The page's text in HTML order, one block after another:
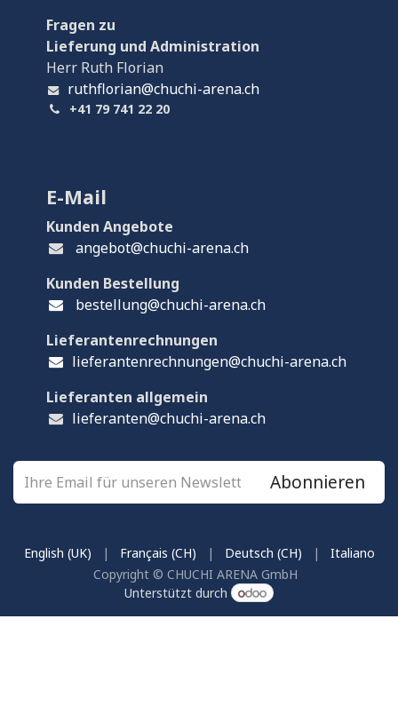
Fragen zu
Lieferung und Administration
Herr Ruth Florian
ruthflorian@chuchi-arena.ch
+41 79 741 22 20
E-Mail
Kunden Angebote
angebot@chuchi-arena.ch
Kunden Bestellung
bestellung@chuchi-arena.ch
Lieferantenrechnungen
lieferantenrechnungen@chuchi-arena.ch
Lieferanten allgemein
lieferanten@chuchi-arena.ch
Abonnieren
Copyright © CHUCHI ARENA GmbH
English (UK) | Français (CH) | Deutsch (CH) | Italiano
Unterstützt durch